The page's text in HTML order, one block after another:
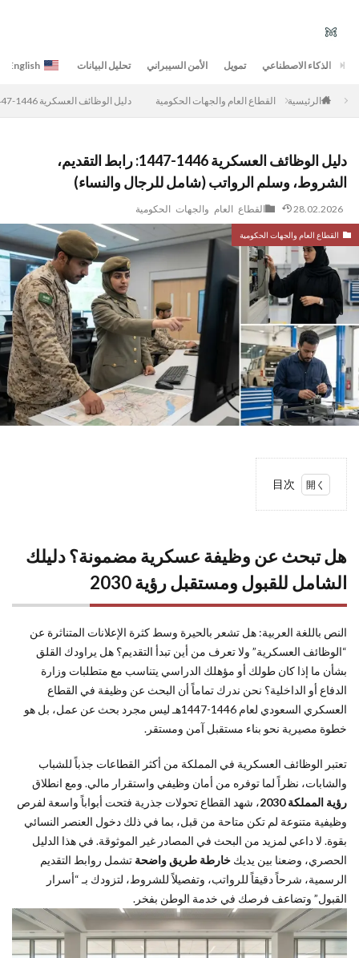
الذكاء الاصطناعي تمويل الأمن السيبراني تحليل البيانات English
الرئيسية القطاع العام والجهات الحكومية دليل الوظائف العسكرية 1446-1447: رابط التقديم، الشروط، وسلم الرواتب (شامل للرجال والنساء)
دليل الوظائف العسكرية 1446-1447: رابط التقديم،
الشروط، وسلم الرواتب (شامل للرجال والنساء)
28.02.2026 القطاع العام والجهات الحكومية
القطاع العام والجهات الحكومية
目次
عسكرية
مضمونة؟
دليلك
الشامل
للقبول
ومستقبل
رؤية
2030
2
الوظائف
المتاحة
حالياً لعام
1446-
1447هـ
3
شروط
القبول في
الوظائف
العسكرية:
هل أنت
مؤهل
هل تبحث عن وظيفة عسكرية مضمونة؟ دليلك
الشامل للقبول ومستقبل رؤية 2030
النص باللغة العربية: هل تشعر بالحيرة وسط كثرة الإعلانات المتناثرة عن
“الوظائف العسكرية” ولا تعرف من أين تبدأ التقديم؟ هل يراودك القلق
بشأن ما إذا كان طولك أو مؤهلك الدراسي يتناسب مع متطلبات وزارة
الدفاع أو الداخلية؟ نحن ندرك تماماً أن البحث عن وظيفة في القطاع
العسكري السعودي لعام 1446-1447هـ ليس مجرد بحث عن عمل، بل هو
خطوة مصيرية نحو بناء مستقبل آمن ومستقر.
تعتبر الوظائف العسكرية في المملكة من أكثر القطاعات جذباً للشباب
والشابات، نظراً لما توفره من أمان وظيفي واستقرار مالي. ومع انطلاق
رؤية المملكة 2030
، شهد القطاع تحولات جذرية فتحت أبواباً واسعة لفرص
وظيفية متنوعة لم تكن متاحة من قبل، بما في ذلك دخول العنصر النسائي
بقوة. لا داعي لمزيد من البحث في المصادر غير الموثوقة. في هذا الدليل
الحصري، وضعنا بين يديك خارطة طريق واضحة تشمل روابط التقديم
الرسمية، شرحاً دقيقاً للرواتب، وتفصيلاً للشروط، لتزودك بـ “أسرار
القبول” وتضاعف فرصك في خدمة الوطن بفخر.